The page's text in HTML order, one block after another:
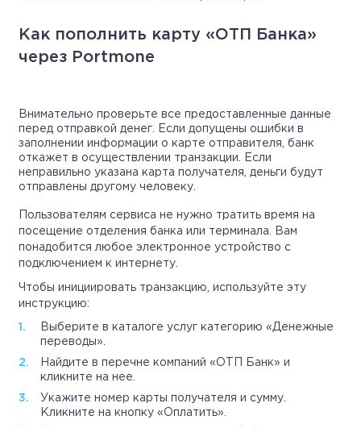
Как пополнить карту «ОТП Банка»
через Portmone
Внимательно проверьте все предоставленные данные
перед отправкой денег. Если допущены ошибки в
заполнении информации о карте отправителя, банк
откажет в осуществлении транзакции. Если
неправильно указана карта получателя, деньги будут
отправлены другому человеку.
Пользователям сервиса не нужно тратить время на
посещение отделения банка или терминала. Вам
понадобится любое электронное устройство с
подключением к интернету.
Чтобы инициировать транзакцию, используйте эту
инструкцию:
Выберите в каталоге услуг категорию «Денежные
переводы».
Найдите в перечне компаний «ОТП Банк» и
кликните на нее.
Укажите номер карты получателя и сумму.
Кликните на кнопку «Оплатить».